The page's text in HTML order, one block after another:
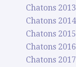
Chatons 2013
Chatons 2014
Chatons 2015
Chatons 2016
Chatons 2017